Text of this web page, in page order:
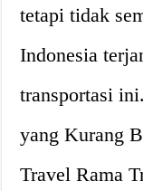
tetapi tidak
Indonesia
transportasi
yang Kurang
Travel Rama